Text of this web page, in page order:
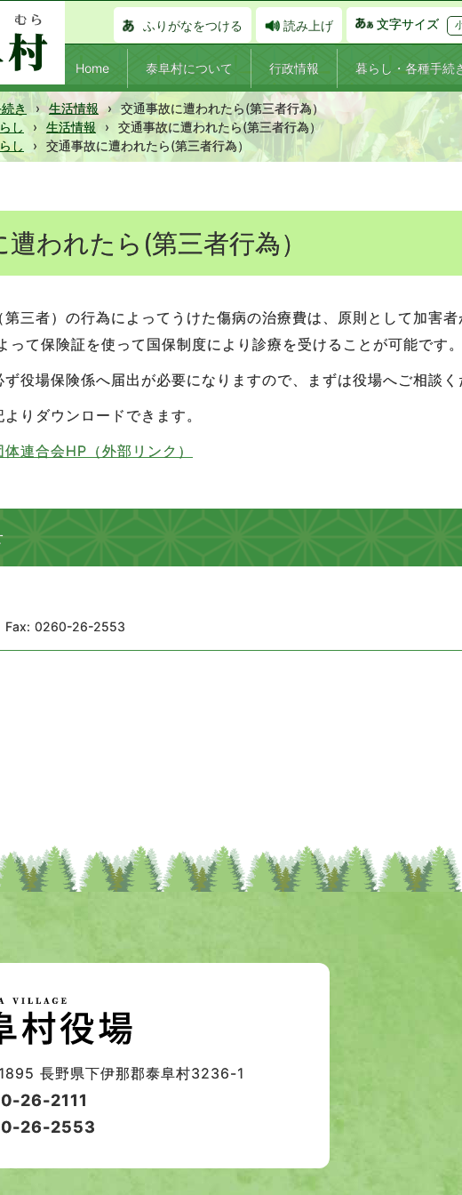
ふりがなをつける 読み上げ 文字サイズ
Home 泰阜村について 行政情報 暮らし・各種手続
き › 生活情報 › 交通事故に遭われたら(第三者行為）
し › 生活情報 ›
交通事故に遭われたら(第三者行為）
し › 交通事故に遭われたら(第三者行為）
われたら(第三者行為）
三者）の行為によってうけた傷病の治療費は、原則として加害者
って保険証を使って国保制度により診療を受けることが可能です。
役場保険係へ届出が必要になりますので、まずは役場へご相談く
りダウンロードできます。
連合会HP（外部リンク）
Fax: 0260-26-2553
長野県下伊那郡泰阜村3236-1
26-2111
26-2553